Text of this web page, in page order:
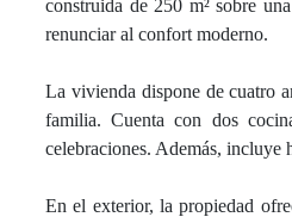
construida de 250 m² sobre
renunciar al confort moderno.
La vivienda dispone de cuatro
familia. Cuenta con dos
celebraciones. Además, incluye
En el exterior, la propiedad